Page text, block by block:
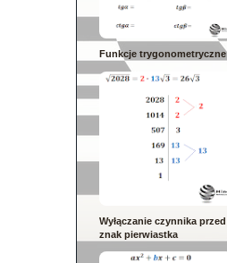
Funkcje trygonometryczne
Wyłączanie czynnika przed
znak pierwiastka